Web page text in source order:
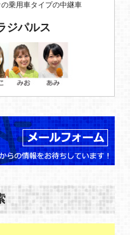
乗用車タイプの中継車
ジパルス